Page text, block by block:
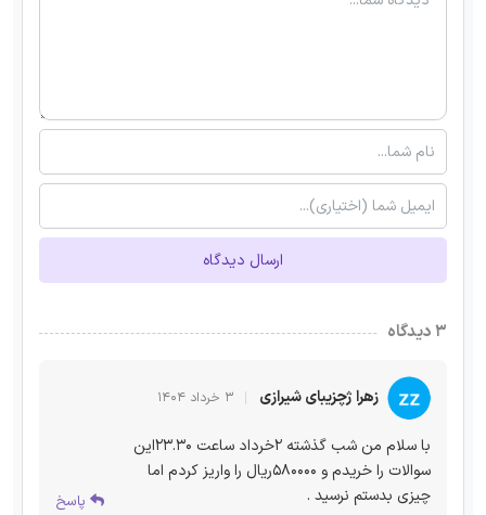
ارسال دیدگاه
۳ دیدگاه
زهرا ژچزیبای شیرازی ۳ خرداد ۱۴۰۴
با سلام من شب گذشته 2خرداد ساعت 23.30این
سوالات را خریدم و 580000ریال را واریز کردم اما
چیزی بدستم نرسید .
پاسخ